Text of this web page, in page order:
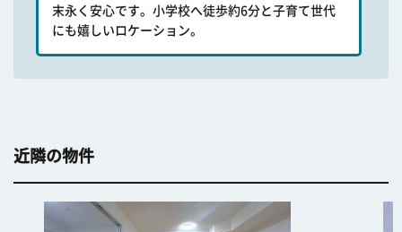
末永く安心です。小学校へ徒歩約6分と子育て世代
にも嬉しいロケーション。
近隣の物件